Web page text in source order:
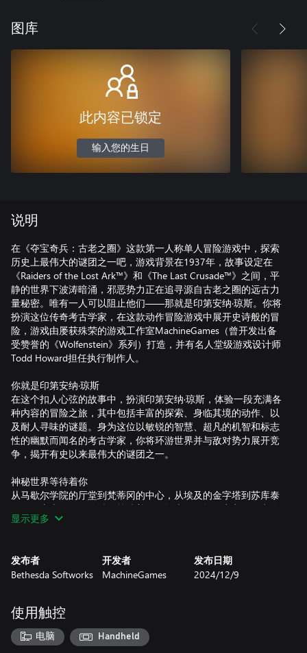
图库
此内容已锁定
输入您的生日
说明
在《夺宝奇兵：古老之圈》这款第一人称单人冒险游戏中，探索
历史上最伟大的谜团之一吧，游戏背景在1937年，故事设定在
《Raiders of the Lost Ark™》和《The Last Crusade™》之间，平
静的世界下波涛暗涌，邪恶势力正在追寻源自古老之圈的远古力
量秘密。唯有一人可以阻止他们——那就是印第安纳·琼斯。你将
扮演这位传奇考古学家，在这款动作冒险游戏中展开史诗般的冒
险，游戏由屡获殊荣的游戏工作室MachineGames（曾开发出备
受赞誉的《Wolfenstein》系列）打造，并有名人堂级游戏设计师
Todd Howard担任执行制作人。
你就是印第安纳·琼斯
在这个扣人心弦的故事中，扮演印第安纳·琼斯，体验一段充满各
种内容的冒险之旅，其中包括丰富的探索、身临其境的动作、以
及耐人寻味的谜题。身为这位以敏锐的智慧、超凡的机智和标志
性的幽默而闻名的考古学家，你将环游世界并与敌对势力展开竞
争，揭开有史以来最伟大的谜团之一。
神秘世界等待着你
从马歇尔学院的厅堂到梵蒂冈的中心，从埃及的金字塔到苏库泰
的沉没寺庙，无尽的谜团等待着你的探索。一场深夜入侵的突发
事件让你与一位神秘巨人发生了冲突，故事由此展开，你决定出
同时还要以巧思和智慧解开古老谜题，并全力从激烈冲突中生存
下来。
标志性长鞭动作
印第安纳的标志性长鞭仍然是他装备的核心，不仅可以用于分散
注意力、还可以解除敌人的武装和进行攻击。而鞭子并不仅仅是
一件武器，也是他在环境中穿梭的宝贵工具。你能利用鞭子越过
显示更多
发布者
Bethesda Softworks
开发者
MachineGames
发布日期
2024/12/9
使用触控
电脑 Handheld